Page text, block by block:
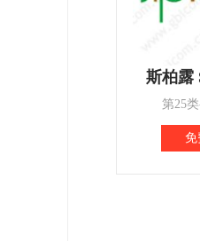
斯柏露
第25
免